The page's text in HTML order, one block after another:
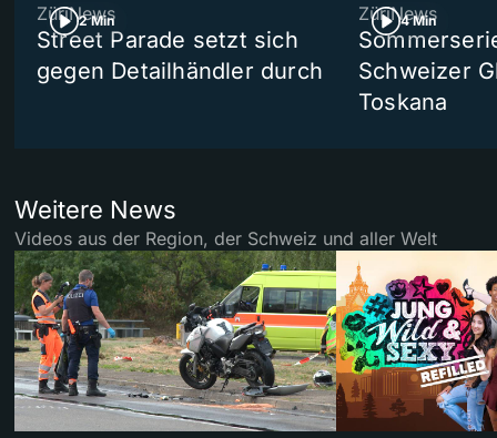
2 Min
ZüriNews
Street Parade setzt sich
gegen Detailhändler durch
4 Min
ZüriNews
Schweizer
Toskana
Weitere News
Videos aus der Region, der Schweiz und aller Welt